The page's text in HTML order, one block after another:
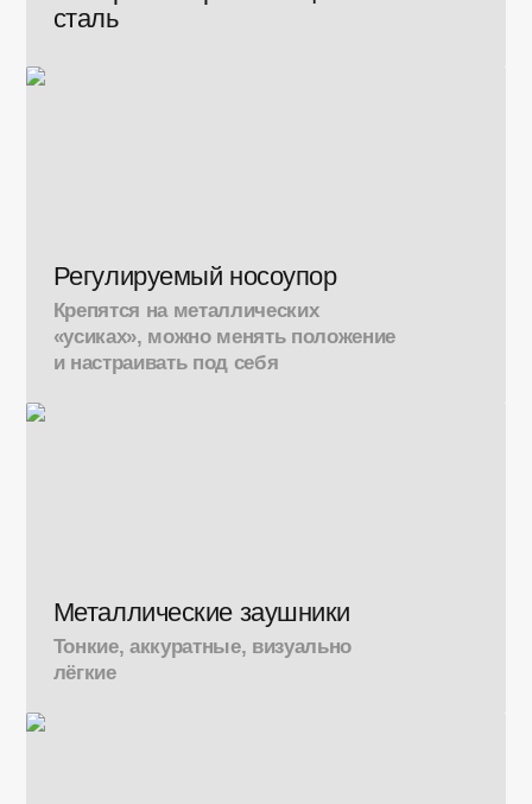
сталь
Регулируемый носоупор
Крепятся на металлических
«усиках», можно менять положение
и настраивать под себя
Металлические заушники
Тонкие, аккуратные, визуально
лёгкие